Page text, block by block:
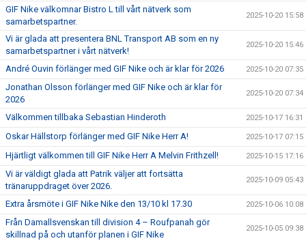
GIF Nike välkomnar Bistro L till vårt nätverk som
samarbetspartner.
2025-10-20 15:58
Vi är glada att presentera BNL Transport AB som en ny
samarbetspartner i vårt nätverk!
2025-10-20 15:46
André Ouvin förlänger med GIF Nike och är klar för 2026 2025-10-20 07:35
Jonathan Olsson förlänger med GIF Nike och är klar för
2026
2025-10-20 07:34
Välkommen tillbaka Sebastian Hinderoth 2025-10-17 16:31
Oskar Hällstorp förlänger med GIF Nike Herr A! 2025-10-17 07:15
Hjärtligt välkommen till GIF Nike Herr A Melvin Frithzell! 2025-10-15 17:16
Vi är väldigt glada att Patrik väljer att fortsätta
tränaruppdraget över 2026.
2025-10-09 05:43
Extra årsmöte i GIF Nike Nike den 13/10 kl 17.30 2025-10-06 10:08
Från Damallsvenskan till division 4 – Roufpanah gör
skillnad på och utanför planen i GIF Nike
2025-10-05 09:38